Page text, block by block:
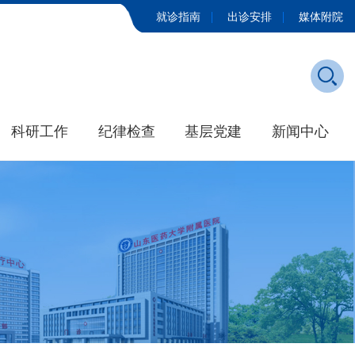
就诊指南 出诊安排 媒体附院
科研工作 纪律检查 基层党建 新闻中心
媒体附院
招标公告